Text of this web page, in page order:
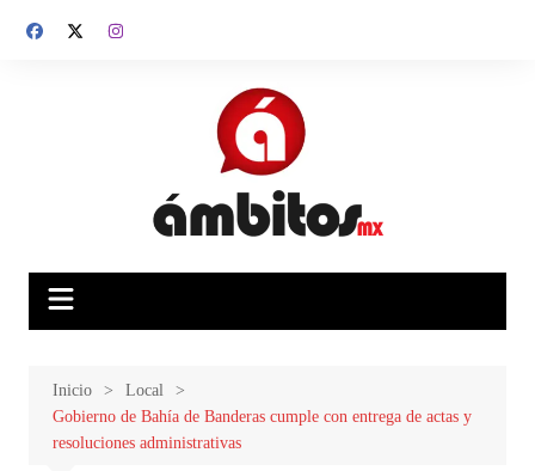
Inicio
Local
Gobierno de Bahía de Banderas cumple con entrega de actas y
resoluciones administrativas